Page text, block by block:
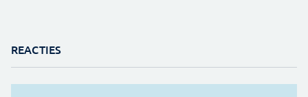
REACTIES